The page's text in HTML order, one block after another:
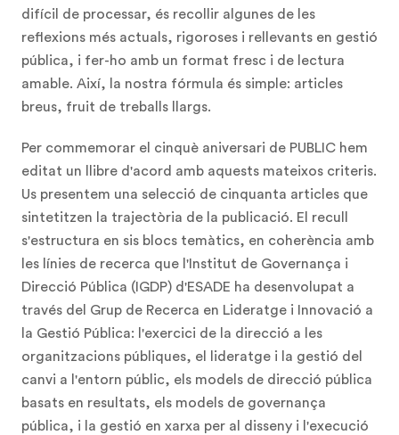
difícil de processar, és recollir algunes de les
reflexions més actuals, rigoroses i rellevants en gestió
pública, i fer-ho amb un format fresc i de lectura
amable. Així, la nostra fórmula és simple: articles
breus, fruit de treballs llargs.
Per commemorar el cinquè aniversari de PUBLIC hem
editat un llibre d'acord amb aquests mateixos criteris.
Us presentem una selecció de cinquanta articles que
sintetitzen la trajectòria de la publicació. El recull
s'estructura en sis blocs temàtics, en coherència amb
les línies de recerca que l'Institut de Governança i
Direcció Pública (IGDP) d'ESADE ha desenvolupat a
través del Grup de Recerca en Lideratge i Innovació a
la Gestió Pública: l'exercici de la direcció a les
organitzacions públiques, el lideratge i la gestió del
canvi a l'entorn públic, els models de direcció pública
basats en resultats, els models de governança
pública, i la gestió en xarxa per al disseny i l'execució